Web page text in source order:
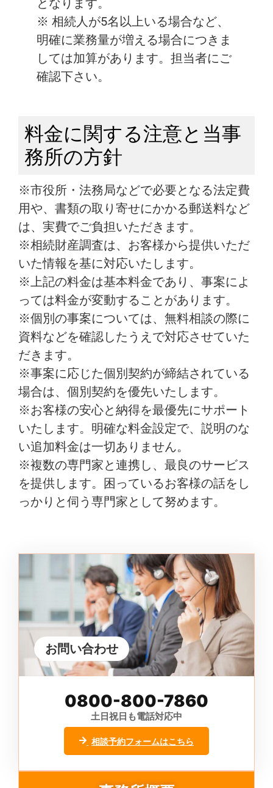
お問い合わせ
0800-800-7860
土日祝日も電話対応中
相談予約フォームはこちら
となります。
※ 相続人が5名以上いる場合など、
明確に業務量が増える場合につきま
しては加算があります。担当者にご
確認下さい。
料金に関する注意と当事
務所の方針
※市役所・法務局などで必要となる法定費
用や、書類の取り寄せにかかる郵送料など
は、実費でご負担いただきます。
※相続財産調査は、お客様から提供いただ
いた情報を基に対応いたします。
※上記の料金は基本料金であり、事案によ
っては料金が変動することがあります。
※個別の事案については、無料相談の際に
資料などを確認したうえで対応させていた
だきます。
※事案に応じた個別契約が締結されている
場合は、個別契約を優先いたします。
※お客様の安心と納得を最優先にサポート
いたします。明確な料金設定で、説明のな
い追加料金は一切ありません。
※複数の専門家と連携し、最良のサービス
を提供します。困っているお客様の話をし
っかりと伺う専門家として努めます。